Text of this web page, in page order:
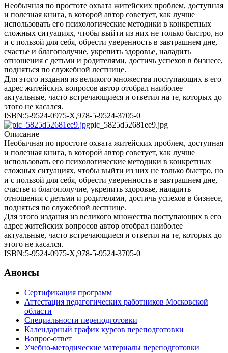
Необычная по простоте охвата житейских проблем, доступная
и полезная книга, в которой автор советует, как лучше
использовать его психологические методики в конкретных
сложных ситуациях, чтобы выйти из них не только быстро, но
и с пользой для себя, обрести уверенность в завтрашнем дне,
счастье и благополучие, укрепить здоровье, наладить
отношения с детьми и родителями, достичь успехов в бизнесе,
подняться по служебной лестнице.
Для этого издания из великого множества поступающих в его
адрес житейских вопросов автор отобрал наиболее
актуальные, часто встречающиеся и ответил на те, которых до
этого не касался.
ISBN:5-9524-0975-Х,978-5-9524-3705-0
pic_5825d52681ee9.jpg
Описание
Необычная по простоте охвата житейских проблем, доступная
и полезная книга, в которой автор советует, как лучше
использовать его психологические методики в конкретных
сложных ситуациях, чтобы выйти из них не только быстро, но
и с пользой для себя, обрести уверенность в завтрашнем дне,
счастье и благополучие, укрепить здоровье, наладить
отношения с детьми и родителями, достичь успехов в бизнесе,
подняться по служебной лестнице.
Для этого издания из великого множества поступающих в его
адрес житейских вопросов автор отобрал наиболее
актуальные, часто встречающиеся и ответил на те, которых до
этого не касался.
ISBN:5-9524-0975-Х,978-5-9524-3705-0
Анонсы
Сертификация программ
Аттестация педагогических работников Московской
области
Специальности переподготовки
Календарный график курсов переподготовки
Вопрос-ответ
Учебно-методические материалы переподготовки